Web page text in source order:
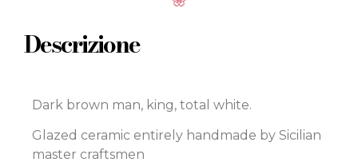
Descrizione
Dark brown man, king, total white.
Glazed ceramic entirely handmade by Sicilian
master craftsmen